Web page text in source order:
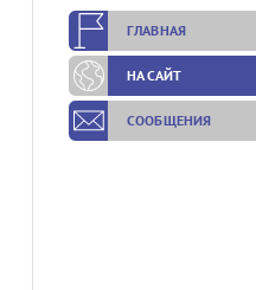
ГЛАВНАЯ
НА САЙТ
СООБЩЕНИЯ